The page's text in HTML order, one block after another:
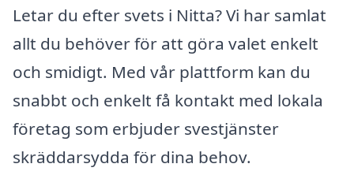
Letar du efter svets i Nitta? Vi har samlat
allt du behöver för att göra valet enkelt
och smidigt. Med vår plattform kan du
snabbt och enkelt få kontakt med lokala
företag som erbjuder svestjänster
skräddarsydda för dina behov.